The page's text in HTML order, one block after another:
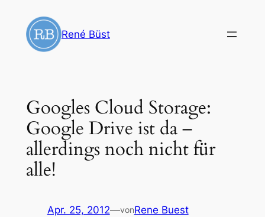
Inhalt
springen
René Büst
Googles Cloud Storage:
Google Drive ist da –
allerdings noch nicht für
alle!
Apr. 25, 2012—vonRene Buest